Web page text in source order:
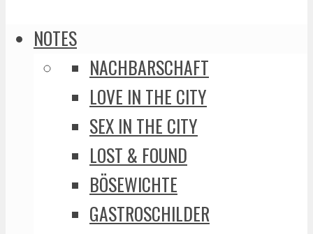
NOTES
NACHBARSCHAFT
LOVE IN THE CITY
SEX IN THE CITY
LOST & FOUND
BÖSEWICHTE
GASTROSCHILDER